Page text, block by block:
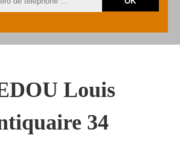
Louis
34